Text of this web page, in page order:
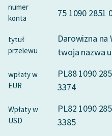
numer
konta
75 1090 2851
tytuł
przelewu
Darowizna na
twoja nazwa
wpłaty w
EUR
PL88 1090
3374
Wpłaty w
USD
PL82 1090
3385